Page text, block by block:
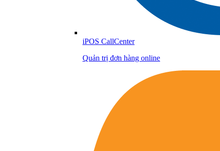
iPOS CallCenter
Quản trị đơn hàng online